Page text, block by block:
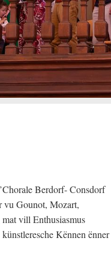
Berdorf- Consdorf
vu Gounot, Mozart,
vill Enthusiasmus
Kënnen ënner